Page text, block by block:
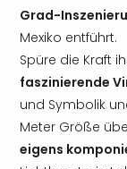
Grad-
Mexiko entführt.
Spüre die Kraft
faszinierende
und Symbolik
Meter Größe
eigens